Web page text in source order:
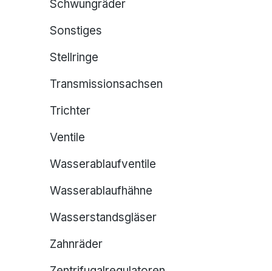
Schwungräder
Sonstiges
Stellringe
Transmissionsachsen
Trichter
Ventile
Wasserablaufventile
Wasserablaufhähne
Wasserstandsgläser
Zahnräder